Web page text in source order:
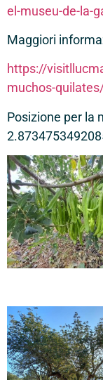
el-museu-de-la-
Maggiori
https://
muchos-
Posizione per la